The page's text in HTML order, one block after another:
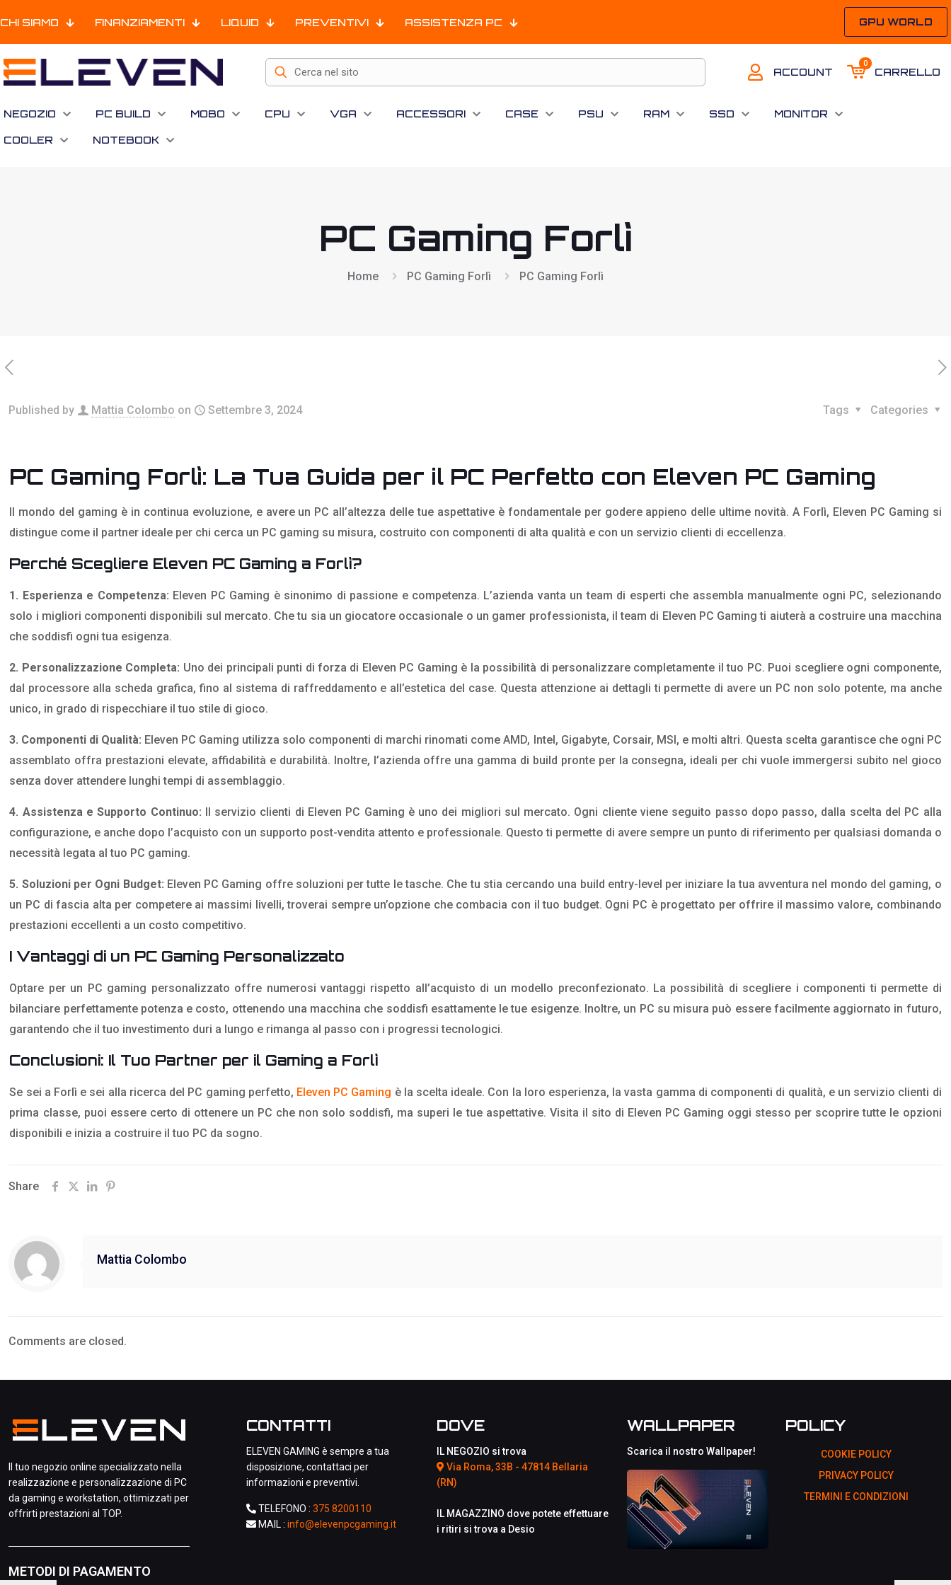
CHI SIAMO FINANZIAMENTI LIQUID PREVENTIVI ASSISTENZA PC GPU WORLD
ACCOUNT
0
CARRELLO
NEGOZIO PC BUILD MOBO CPU VGA ACCESSORI CASE PSU RAM SSD MONITOR
COOLER NOTEBOOK
PC Gaming Forlì
Home PC Gaming Forlì PC Gaming Forlì
Published by Mattia Colombo on Settembre 3, 2024 Categories
Tags
PC Gaming Forlì: La Tua Guida per il PC Perfetto con Eleven PC Gaming
Il mondo del gaming è in continua evoluzione, e avere un PC all’altezza delle tue aspettative è fondamentale per godere appieno delle ultime novità. A Forlì, Eleven PC Gaming si
distingue come il partner ideale per chi cerca un PC gaming su misura, costruito con componenti di alta qualità e con un servizio clienti di eccellenza.
Perché Scegliere Eleven PC Gaming a Forlì?
1. Esperienza e Competenza: Eleven PC Gaming è sinonimo di passione e competenza. L’azienda vanta un team di esperti che assembla manualmente ogni PC, selezionando
solo i migliori componenti disponibili sul mercato. Che tu sia un giocatore occasionale o un gamer professionista, il team di Eleven PC Gaming ti aiuterà a costruire una macchina
che soddisfi ogni tua esigenza.
2. Personalizzazione Completa: Uno dei principali punti di forza di Eleven PC Gaming è la possibilità di personalizzare completamente il tuo PC. Puoi scegliere ogni componente,
dal processore alla scheda grafica, fino al sistema di raffreddamento e all’estetica del case. Questa attenzione ai dettagli ti permette di avere un PC non solo potente, ma anche
unico, in grado di rispecchiare il tuo stile di gioco.
3. Componenti di Qualità: Eleven PC Gaming utilizza solo componenti di marchi rinomati come AMD, Intel, Gigabyte, Corsair, MSI, e molti altri. Questa scelta garantisce che ogni PC
assemblato offra prestazioni elevate, affidabilità e durabilità. Inoltre, l’azienda offre una gamma di build pronte per la consegna, ideali per chi vuole immergersi subito nel gioco
senza dover attendere lunghi tempi di assemblaggio.
4. Assistenza e Supporto Continuo: Il servizio clienti di Eleven PC Gaming è uno dei migliori sul mercato. Ogni cliente viene seguito passo dopo passo, dalla scelta del PC alla
configurazione, e anche dopo l’acquisto con un supporto post-vendita attento e professionale. Questo ti permette di avere sempre un punto di riferimento per qualsiasi domanda o
necessità legata al tuo PC gaming.
5. Soluzioni per Ogni Budget: Eleven PC Gaming offre soluzioni per tutte le tasche. Che tu stia cercando una build entry-level per iniziare la tua avventura nel mondo del gaming, o
un PC di fascia alta per competere ai massimi livelli, troverai sempre un’opzione che combacia con il tuo budget. Ogni PC è progettato per offrire il massimo valore, combinando
prestazioni eccellenti a un costo competitivo.
I Vantaggi di un PC Gaming Personalizzato
Optare per un PC gaming personalizzato offre numerosi vantaggi rispetto all’acquisto di un modello preconfezionato. La possibilità di scegliere i componenti ti permette di
bilanciare perfettamente potenza e costo, ottenendo una macchina che soddisfi esattamente le tue esigenze. Inoltre, un PC su misura può essere facilmente aggiornato in futuro,
garantendo che il tuo investimento duri a lungo e rimanga al passo con i progressi tecnologici.
Conclusioni: Il Tuo Partner per il Gaming a Forlì
Se sei a Forlì e sei alla ricerca del PC gaming perfetto, Eleven PC Gaming è la scelta ideale. Con la loro esperienza, la vasta gamma di componenti di qualità, e un servizio clienti di
prima classe, puoi essere certo di ottenere un PC che non solo soddisfi, ma superi le tue aspettative. Visita il sito di Eleven PC Gaming oggi stesso per scoprire tutte le opzioni
disponibili e inizia a costruire il tuo PC da sogno​.
Share
Mattia Colombo
Comments are closed.
Il tuo negozio online specializzato nella
realizzazione e personalizzazione di PC
da gaming e workstation, ottimizzati per
offrirti prestazioni al TOP.
METODI DI PAGAMENTO
CONTATTI
ELEVEN GAMING è sempre a tua
disposizione, contattaci per
informazioni e preventivi.
TELEFONO : 375 8200110
MAIL : info@elevenpcgaming.it
DOVE
IL NEGOZIO si trova
Via Roma, 33B - 47814 Bellaria
(RN)
IL MAGAZZINO dove potete effettuare
i ritiri si trova a Desio
WALLPAPER
Scarica il nostro Wallpaper!
POLICY
COOKIE POLICY
PRIVACY POLICY
TERMINI E CONDIZIONI